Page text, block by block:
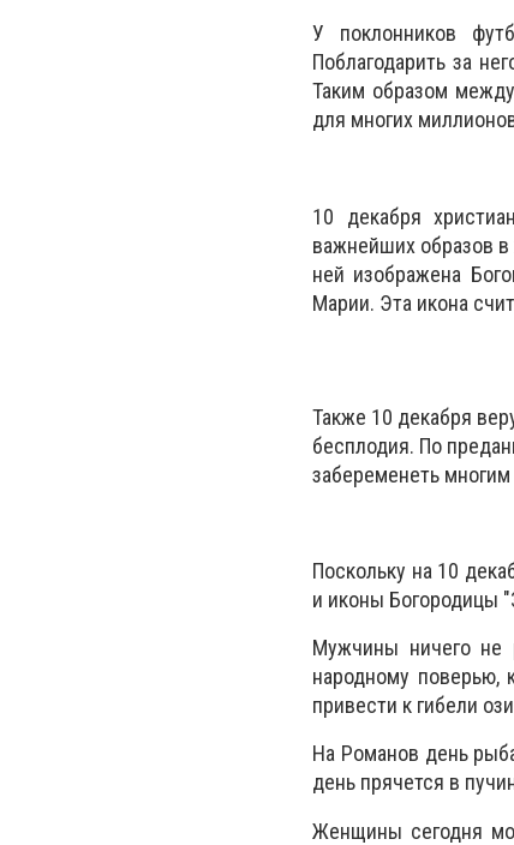
У поклонников
Поблагодарить за
Таким образом
для многих
10 декабря
важнейших образов
ней изображена
Марии. Эта икона
Также 10 декабря
бесплодия. По
забеременеть
Поскольку на 10
и иконы Богородицы
Мужчины ничего не
народному поверью,
привести к гибели
На Романов день
день прячется в
Женщины сегодня